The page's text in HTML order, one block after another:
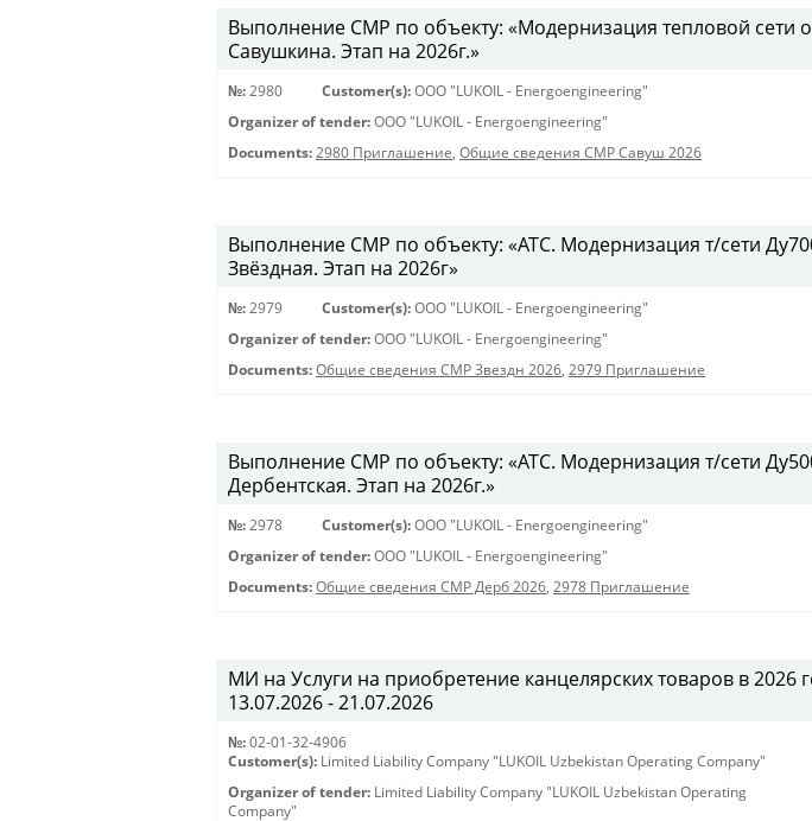
Выполнение СМР по объекту: «Модернизация тепловой сети
Савушкина. Этап на 2026г.»
№: 2980 Customer(s): OOO "LUKOIL - Energoengineering"
Organizer of tender: OOO "LUKOIL - Energoengineering"
Documents: 2980 Приглашение, Общие сведения СМР Савуш 2026
Выполнение СМР по объекту: «АТС. Модернизация т/сети
Звёздная. Этап на 2026г»
№: 2979 Customer(s): OOO "LUKOIL - Energoengineering"
Organizer of tender: OOO "LUKOIL - Energoengineering"
Documents: Общие сведения СМР Звездн 2026, 2979 Приглашение
Выполнение СМР по объекту: «АТС. Модернизация т/сети
Дербентская. Этап на 2026г.»
№: 2978 Customer(s): OOO "LUKOIL - Energoengineering"
Organizer of tender: OOO "LUKOIL - Energoengineering"
Documents: Общие сведения СМР Дерб 2026, 2978 Приглашение
МИ на Услуги на приобретение канцелярских товаров в 2026
13.07.2026 - 21.07.2026
№: 02-01-32-4906
Customer(s): Limited Liability Company "LUKOIL Uzbekistan Operating Company"
Organizer of tender: Limited Liability Company "LUKOIL Uzbekistan Operating
Company"